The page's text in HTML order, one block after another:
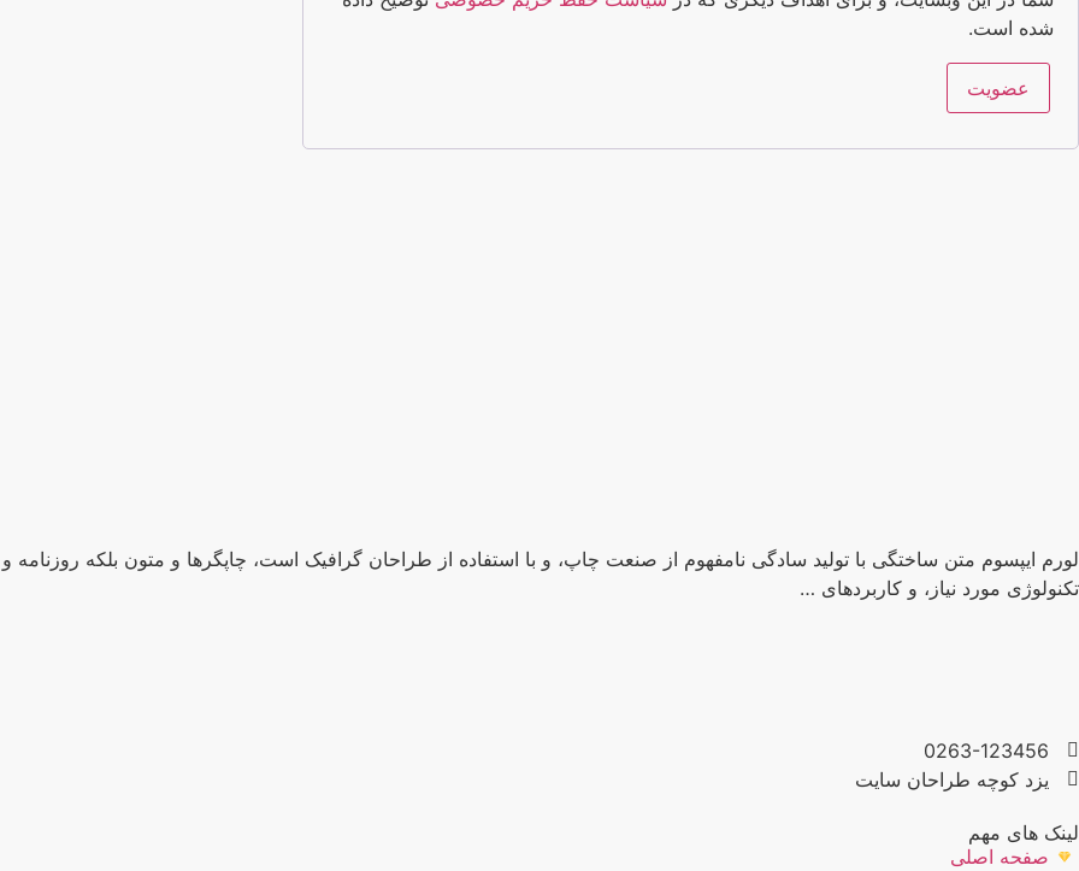
شده است.
عضویت
لورم ایپسوم متن ساختگی با تولید سادگی نامفهوم از صنعت چاپ، و با استفاده از طراحان گرافیک است، چاپگرها و متون بلکه
تکنولوژی مورد نیاز، و کاربردهای …
0263-123456
یزد کوچه طراحان سایت
لینک های مهم
صفحه اصلی